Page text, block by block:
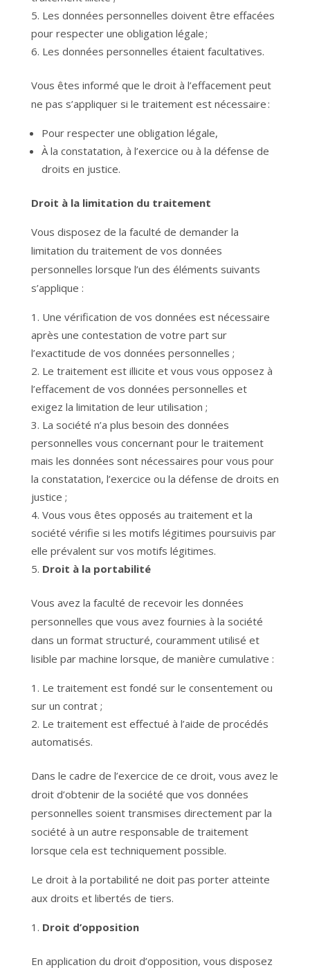
Les données personnelles doivent être effacées
pour respecter une obligation légale ;
Les données personnelles étaient facultatives.
Vous êtes informé que le droit à l’effacement peut
ne pas s’appliquer si le traitement est nécessaire :
Pour respecter une obligation légale,
À la constatation, à l’exercice ou à la défense de
droits en justice.
Droit à la limitation du traitement
Vous disposez de la faculté de demander la
limitation du traitement de vos données
personnelles lorsque l’un des éléments suivants
s’applique :
Une vérification de vos données est nécessaire
après une contestation de votre part sur
l’exactitude de vos données personnelles ;
Le traitement est illicite et vous vous opposez à
l’effacement de vos données personnelles et
exigez la limitation de leur utilisation ;
La société n’a plus besoin des données
personnelles vous concernant pour le traitement
mais les données sont nécessaires pour vous pour
la constatation, l’exercice ou la défense de droits en
justice ;
Vous vous êtes opposés au traitement et la
société vérifie si les motifs légitimes poursuivis par
elle prévalent sur vos motifs légitimes.
Droit à la portabilité
Vous avez la faculté de recevoir les données
personnelles que vous avez fournies à la société
dans un format structuré, couramment utilisé et
lisible par machine lorsque, de manière cumulative :
Le traitement est fondé sur le consentement ou
sur un contrat ;
Le traitement est effectué à l’aide de procédés
automatisés.
Dans le cadre de l’exercice de ce droit, vous avez le
droit d’obtenir de la société que vos données
personnelles soient transmises directement par la
société à un autre responsable de traitement
lorsque cela est techniquement possible.
Le droit à la portabilité ne doit pas porter atteinte
aux droits et libertés de tiers.
Droit d’opposition
En application du droit d’opposition, vous disposez